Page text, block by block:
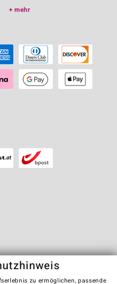
mehr
zu ermöglichen, passende